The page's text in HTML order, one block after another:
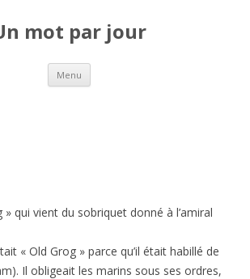
mot par jour
Menu Aller au contenu principal
» qui vient du sobriquet donné à l’amiral
« Old Grog » parce qu’il était habillé de
Il obligeait les marins sous ses ordres,